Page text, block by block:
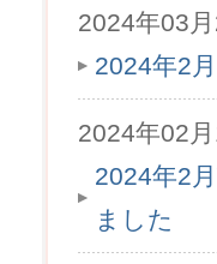
2024年03月
2024年2
2024年02月
2024年2
ました